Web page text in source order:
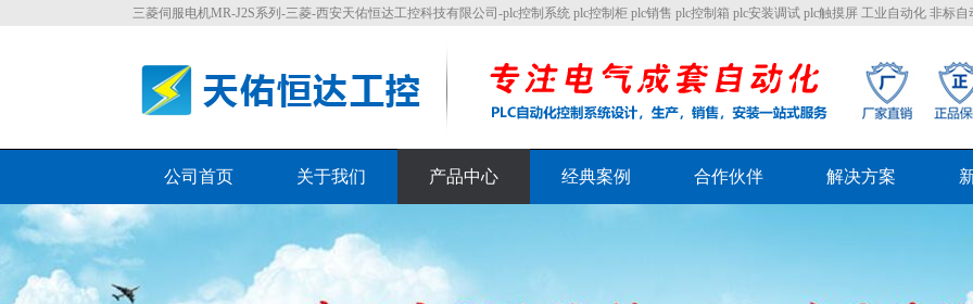
三菱伺服电机MR-J2S系列-三菱-西安天佑恒达工控科技有限公司-plc控制系统 plc控制柜 plc销售 plc控制箱 plc安装调试 plc触摸屏 工业自动化 非标自
公司首页 关于我们 产品中心 经典案例 合作伙伴 解决方案